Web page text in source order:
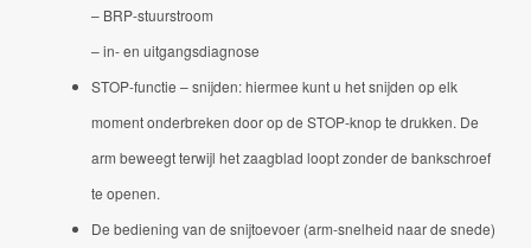
– BRP-stuurstroom
– in- en uitgangsdiagnose
STOP-functie – snijden: hiermee kunt u het snijden op elk
moment onderbreken door op de STOP-knop te drukken. De
arm beweegt terwijl het zaagblad loopt zonder de bankschroef
te openen.
De bediening van de snijtoevoer (arm-snelheid naar de snede)